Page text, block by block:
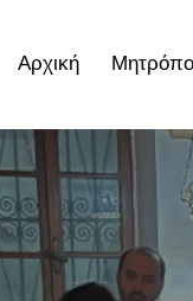
Αρχική
Μητρόπολις